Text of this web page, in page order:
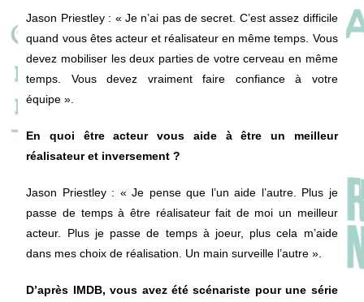
Jason Priestley: « Je n’ai pas de secret. C’est assez difficile
quand vous êtes acteur et réalisateur en même temps. Vous
devez mobiliser les deux parties de votre cerveau en même
temps. Vous devez vraiment faire confiance à votre
équipe ».
En quoi être acteur vous aide à être un meilleur
réalisateur et inversement ?
Jason Priestley: « Je pense que l’un aide l’autre. Plus je
passe de temps à être réalisateur fait de moi un meilleur
acteur. Plus je passe de temps à joeur, plus cela m’aide
dans mes choix de réalisation. Un main surveille l’autre ».
D’après IMDB, vous avez été scénariste pour une série